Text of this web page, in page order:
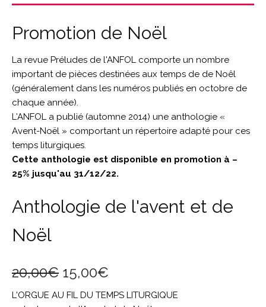
Promotion de Noël
La revue Préludes de l'ANFOL comporte un nombre
important de pièces destinées aux temps de de Noêl
(généralement dans les numéros publiés en octobre de
chaque année).
L'ANFOL a publié (automne 2014) une anthologie «
Avent-Noël » comportant un répertoire adapté pour ces
temps liturgiques.
Cette anthologie est disponible en promotion à –
25% jusqu'au 31/12/22.
Anthologie de l'avent et de
Noël
20,00€ 15,00€
L'ORGUE AU FIL DU TEMPS LITURGIQUE